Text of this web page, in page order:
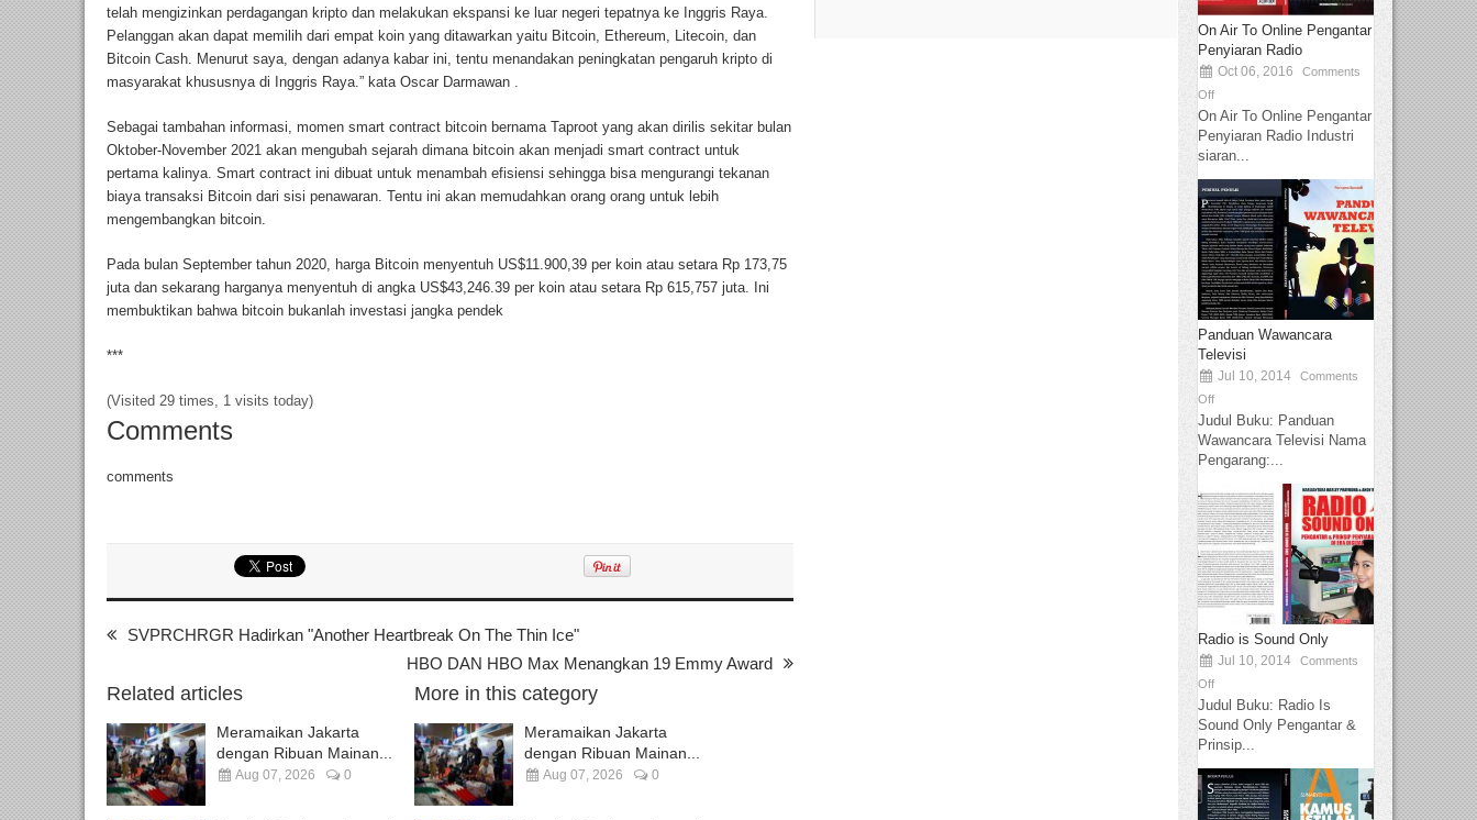
telah mengizinkan perdagangan kripto dan melakukan ekspansi ke luar negeri tepatnya ke Inggris Raya.
Pelanggan akan dapat memilih dari empat koin yang ditawarkan yaitu Bitcoin, Ethereum, Litecoin, dan
Bitcoin Cash. Menurut saya, dengan adanya kabar ini, tentu menandakan peningkatan pengaruh kripto di
masyarakat khususnya di Inggris Raya.” kata Oscar Darmawan .
Sebagai tambahan informasi, momen smart contract bitcoin bernama Taproot yang akan dirilis sekitar bulan
Oktober-November 2021 akan mengubah sejarah dimana bitcoin akan menjadi smart contract untuk
pertama kalinya. Smart contract ini dibuat untuk menambah efisiensi sehingga bisa mengurangi tekanan
biaya transaksi Bitcoin dari sisi penawaran. Tentu ini akan memudahkan orang orang untuk lebih
mengembangkan bitcoin.
Pada bulan September tahun 2020, harga Bitcoin menyentuh US$11.900,39 per koin atau setara Rp 173,75
juta dan sekarang harganya menyentuh di angka US$43,246.39 per koin atau setara Rp 615,757 juta. Ini
membuktikan bahwa bitcoin bukanlah investasi jangka pendek
***
(Visited 29 times, 1 visits today)
Comments
comments
SVPRCHRGR Hadirkan "Another Heartbreak On The Thin Ice"
HBO DAN HBO Max Menangkan 19 Emmy Award
Related articles
Meramaikan Jakarta
dengan Ribuan Mainan...
Aug 07, 2026 0
More in this category
Meramaikan Jakarta
dengan Ribuan Mainan...
Aug 07, 2026 0
On Air To Online Pengantar
Penyiaran Radio
Oct 06, 2016
Comments
Off
On Air To Online Pengantar
Penyiaran Radio Industri
siaran...
Panduan Wawancara
Televisi
Jul 10, 2014
Comments
Off
Judul Buku: Panduan
Wawancara Televisi Nama
Pengarang:...
Radio is Sound Only
Jul 10, 2014
Comments
Off
Judul Buku: Radio Is
Sound Only Pengantar &
Prinsip...